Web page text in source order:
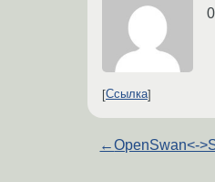
Ссылка
←OpenSwan<-